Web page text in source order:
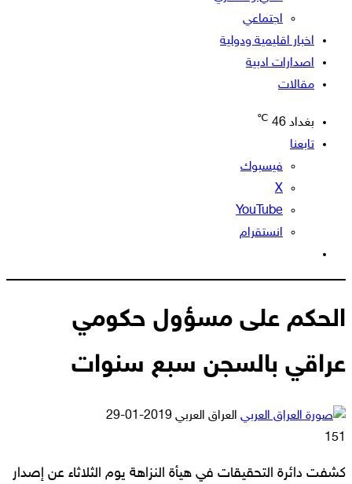
اجتماعي
اخبار اقليمية ودولية
اصدارات ادبية
مقالات
بغداد 46
℃
تابعنا
فيسبوك
‫X
‫YouTube
انستقرام
المظلم
الحكم على مسؤول حكومي
عراقي بالسجن سبع سنوات
العراق العربي أرسل
2019-01-29
151
كشفت دائرة التحقيقات في هيأة النزاهة يوم الثلاثاء عن إصدار